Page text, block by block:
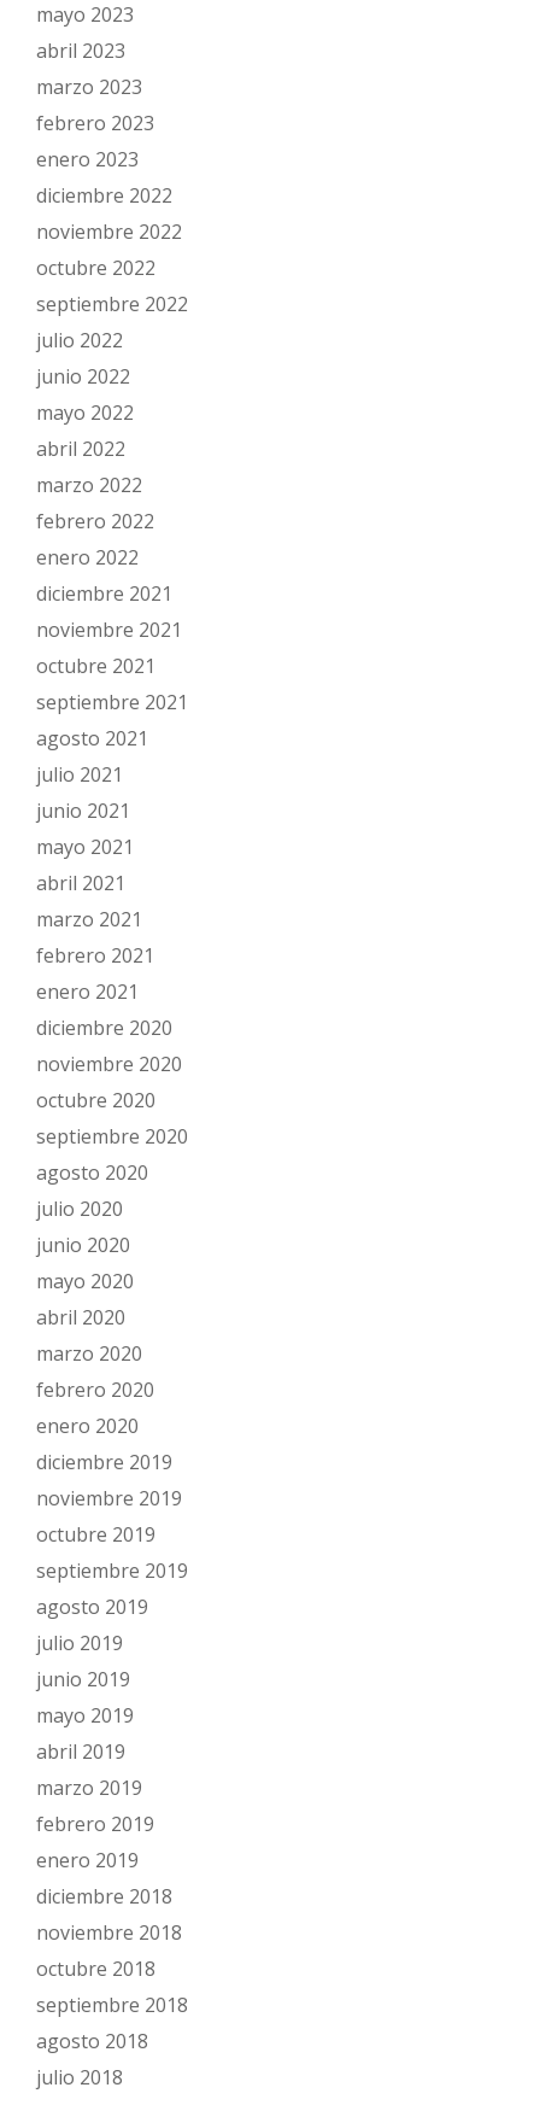
mayo 2023
abril 2023
marzo 2023
febrero 2023
enero 2023
diciembre 2022
noviembre 2022
octubre 2022
septiembre 2022
julio 2022
junio 2022
mayo 2022
abril 2022
marzo 2022
febrero 2022
enero 2022
diciembre 2021
noviembre 2021
octubre 2021
septiembre 2021
agosto 2021
julio 2021
junio 2021
mayo 2021
abril 2021
marzo 2021
febrero 2021
enero 2021
diciembre 2020
noviembre 2020
octubre 2020
septiembre 2020
agosto 2020
julio 2020
junio 2020
mayo 2020
abril 2020
marzo 2020
febrero 2020
enero 2020
diciembre 2019
noviembre 2019
octubre 2019
septiembre 2019
agosto 2019
julio 2019
junio 2019
mayo 2019
abril 2019
marzo 2019
febrero 2019
enero 2019
diciembre 2018
noviembre 2018
octubre 2018
septiembre 2018
agosto 2018
julio 2018